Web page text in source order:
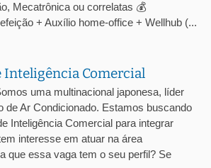
Mecatrônica ou correlatas 💰
+ Auxílio home-office + Wellhub (...
Inteligência Comercial
uma multinacional japonesa, líder
de Ar Condicionado. Estamos buscando
Inteligência Comercial para integrar
interesse em atuar na área
que essa vaga tem o seu perfil? Se